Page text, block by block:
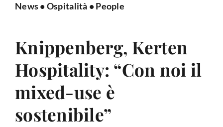
News• Ospitalità • People
Knippenberg, Kerten
Hospitality: “Con noi il
mixed-use è
sostenibile”